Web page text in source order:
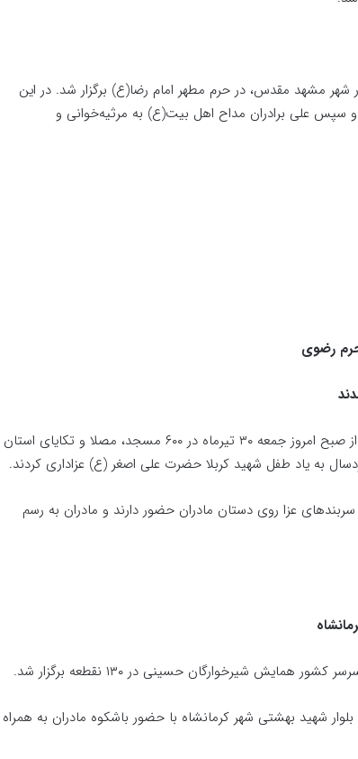
مشهد مقدس، در حرم مطهر امام رضا(ع) برگزار شد. در این
و سپس علی برادران مداح اهل بیت(ع) به مرثیه‌خوانی و
رضوی
همایش شیرخوارگان حسینی همزمان با سراسر کشور از صبح امروز جمعه ۳۰ تیرماه در ۶۰۰ مسجد، مصلا و تکایای استان
به یاد طفل شهید کربلا حضرت علی اصغر (ع) عزاداری کردند.
عزا روی دستان مادران حضور دارند و مادران به رسم
شهید بهشتی شهر کرمانشاه با حضور باشکوه مادران به همراه